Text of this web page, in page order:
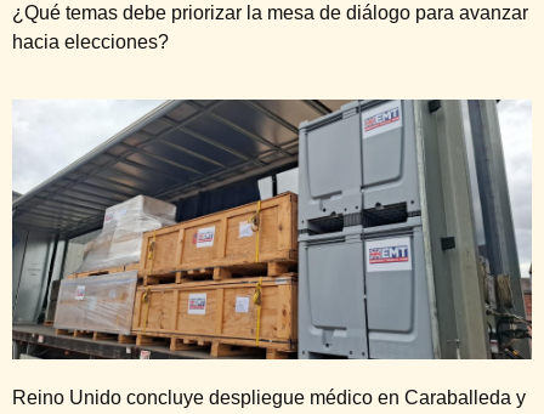
¿Qué temas debe priorizar la mesa de diálogo para avanzar
hacia elecciones?
Reino Unido concluye despliegue médico en Caraballeda y